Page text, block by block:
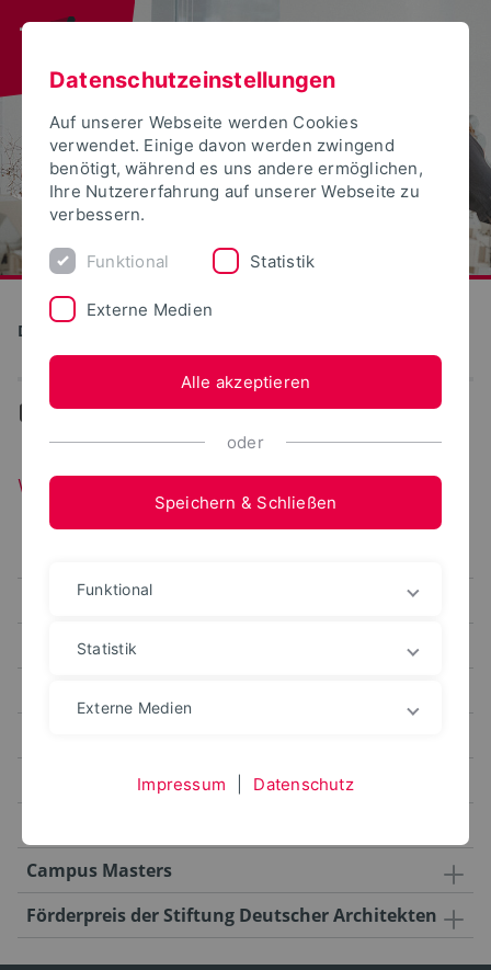
Detmolder Schule für Gestaltung
... Wettbewerbe
Wettbewerbe
NEB Trophy 2026 - Design Competition
Bundesstiftung Baukultur - "30 m³ Baukultur"
BLICKFANG Studierendenwettbewerb
Campus Masters
Förderpreis der Stiftung Deutscher Architekten
Datenschutzeinstellungen
Auf unserer Webseite werden Cookies
verwendet. Einige davon werden zwingend
benötigt, während es uns andere ermöglichen,
Ihre Nutzererfahrung auf unserer Webseite zu
verbessern.
Funktional Statistik
Externe Medien
Alle akzeptieren
oder
Speichern & Schließen
Funktional
Statistik
Externe Medien
Impressum Datenschutz